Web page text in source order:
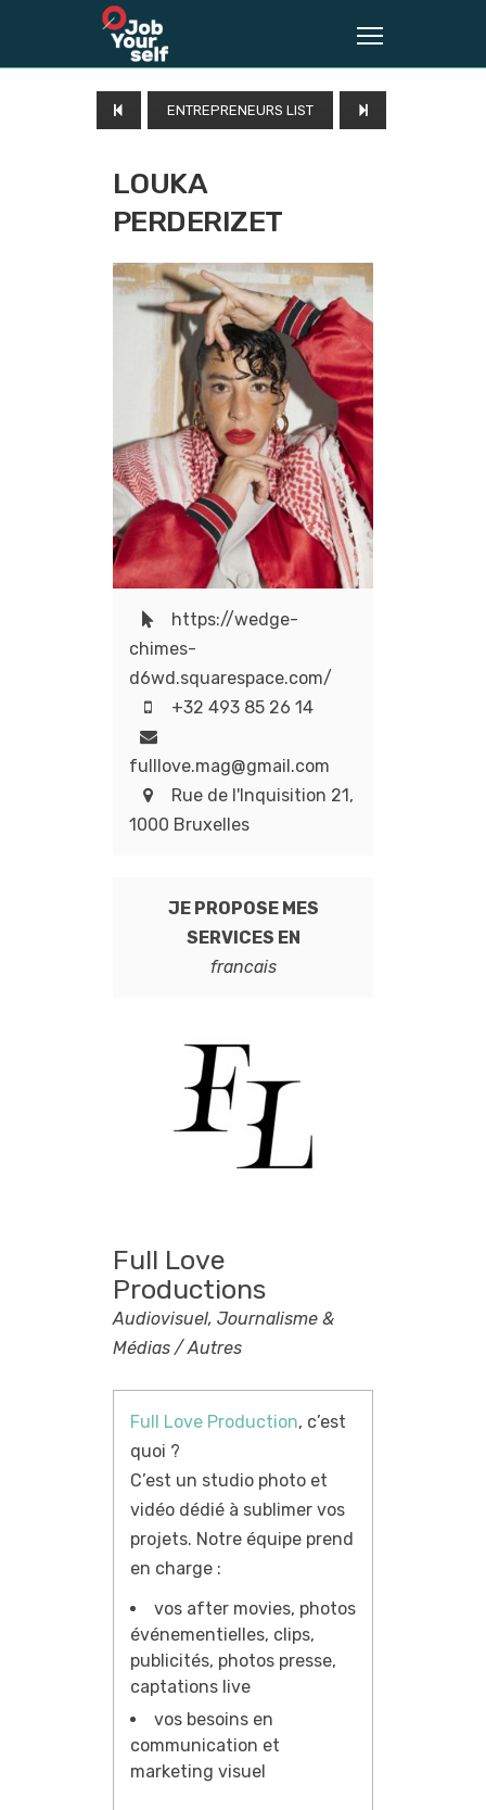
ENTREPRENEURS LIST
LOUKA
PERDERIZET
https://wedge-
chimes-
d6wd.squarespace.com/
+32 493 85 26 14
fulllove.mag@gmail.com
Rue de l'Inquisition 21,
1000 Bruxelles
JE PROPOSE MES
SERVICES EN
francais
Full Love
Productions
Audiovisuel, Journalisme &
Médias / Autres
Full Love Production, c’est
quoi ?
C’est un studio photo et
vidéo dédié à sublimer vos
projets. Notre équipe prend
en charge :
vos after movies, photos
événementielles, clips,
publicités, photos presse,
captations live
vos besoins en
communication et
marketing visuel